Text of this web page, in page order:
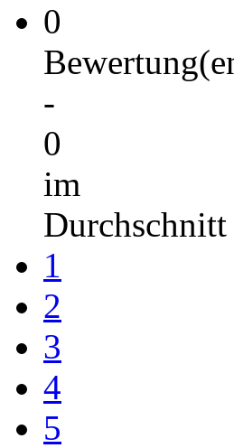
0
-
0
im
Durchschnitt
1
2
3
4
5